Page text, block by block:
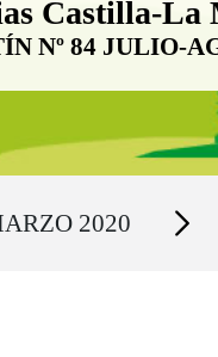
Noticias
Castilla-La
Nº 84 JULIO-
2020 Secciones